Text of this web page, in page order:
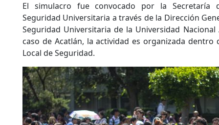
El simulacro fue convocado por la Secretaría
Seguridad Universitaria a través de la Dirección
Seguridad Universitaria de la Universidad
caso de Acatlán, la actividad es organizada dentro
Local de Seguridad.